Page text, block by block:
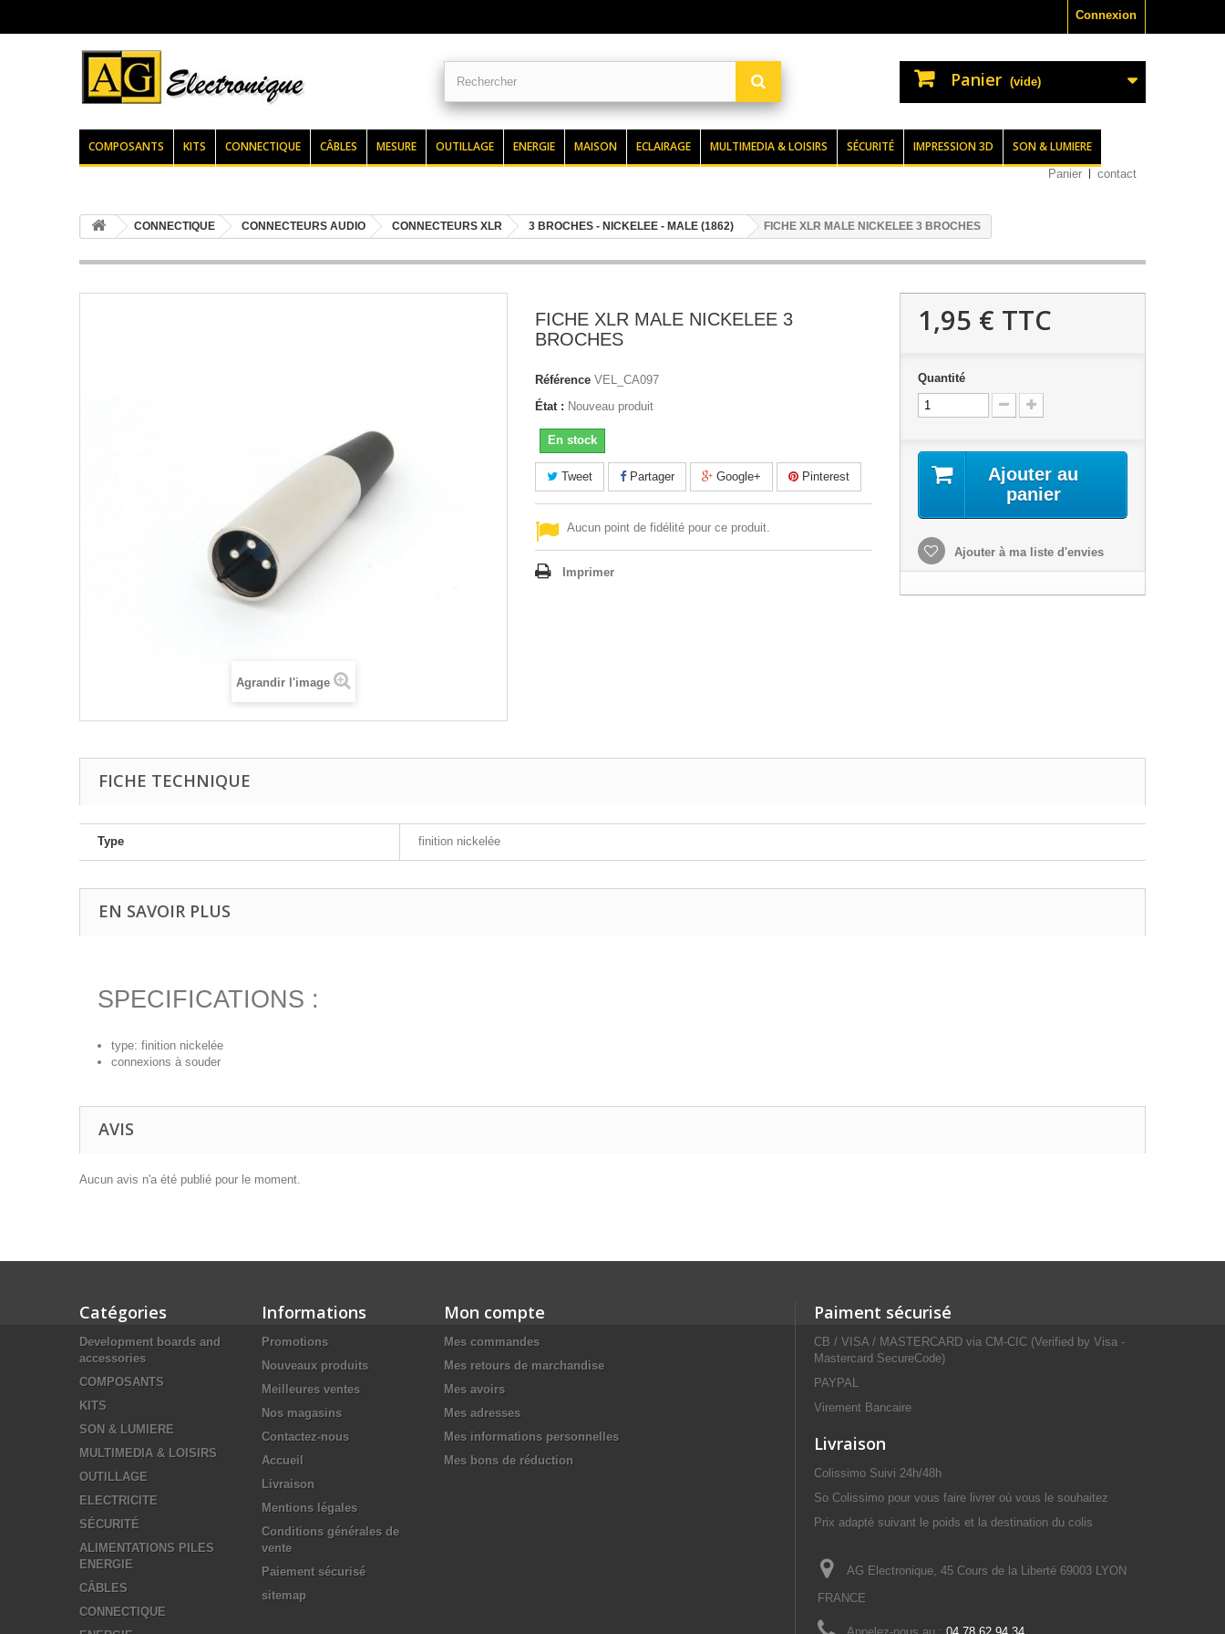
Connexion
Panier (vide)
COMPOSANTS KITS CONNECTIQUE CÂBLES MESURE OUTILLAGE ENERGIE MAISON ECLAIRAGE MULTIMEDIA & LOISIRS SÉCURITÉ IMPRESSION 3D SON & LUMIERE
Panier contact
CONNECTIQUE CONNECTEURS AUDIO CONNECTEURS XLR 3 BROCHES - NICKELEE - MALE (1862) FICHE XLR MALE NICKELEE 3 BROCHES
Agrandir l'image
FICHE XLR MALE NICKELEE 3
BROCHES
Référence VEL_CA097
État : Nouveau produit
En stock
Tweet Partager Google+ Pinterest
Aucun point de fidélité pour ce produit.
Imprimer
1,95 € TTC
Quantité
Ajouter au
panier
Ajouter à ma liste d'envies
FICHE TECHNIQUE
Type finition nickelée
EN SAVOIR PLUS
SPECIFICATIONS :
type: finition nickelée
connexions à souder
AVIS
Aucun avis n'a été publié pour le moment.
Catégories
Development boards and
accessories
COMPOSANTS
KITS
SON & LUMIERE
MULTIMEDIA & LOISIRS
OUTILLAGE
ELECTRICITE
SÉCURITÉ
ALIMENTATIONS PILES
ENERGIE
CÂBLES
CONNECTIQUE
Informations
Promotions
Nouveaux produits
Meilleures ventes
Nos magasins
Contactez-nous
Accueil
Livraison
Mentions légales
Conditions générales de
vente
Paiement sécurisé
sitemap
Mon compte
Mes commandes
Mes retours de marchandise
Mes avoirs
Mes adresses
Mes informations personnelles
Mes bons de réduction
Paiment sécurisé
CB / VISA / MASTERCARD via CM-CIC (Verified by Visa -
Mastercard SecureCode)
PAYPAL
Virement Bancaire
Livraison
Colissimo Suivi 24h/48h
So Colissimo pour vous faire livrer où vous le souhaitez
Prix adapté suivant le poids et la destination du colis
AG Electronique, 45 Cours de la Liberté 69003 LYON
FRANCE